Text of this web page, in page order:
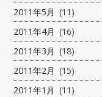
2011年5月 (11)
2011年4月 (16)
2011年3月 (18)
2011年2月 (15)
2011年1月 (11)